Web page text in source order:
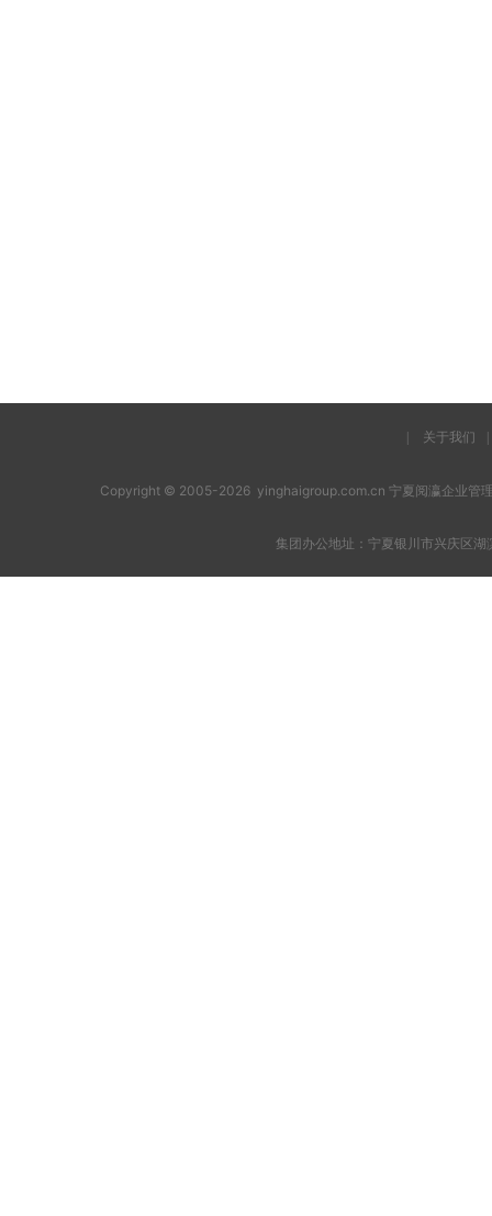
关于我们
Copyright © 2005-2026 yinghaigroup.com.cn 宁夏阅瀛企业管
集团办公地址：宁夏银川市兴庆区